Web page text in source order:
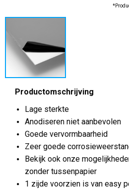
Productomschrijving
Lage sterkte
Anodiseren niet aanbevolen
Goede vervormbaarheid
Zeer goede
Bekijk ook onze
zonder tussenpapier
1 zijde voorzien is van easy